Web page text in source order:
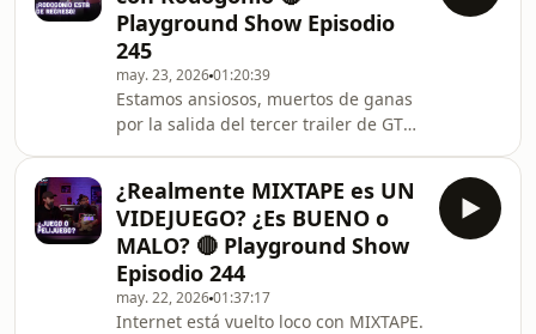
Playground Show Episodio
245
may. 23, 202601:20:39
Estamos ansiosos, muertos de ganas
por la salida del tercer trailer de GTA
Rodogonio.
¿Realmente MIXTAPE es UN
VIDEJUEGO? ¿Es BUENO o
MALO? 🔴 Playground Show
Episodio 244
may. 22, 202601:37:17
Internet está vuelto loco con MIXTAPE.